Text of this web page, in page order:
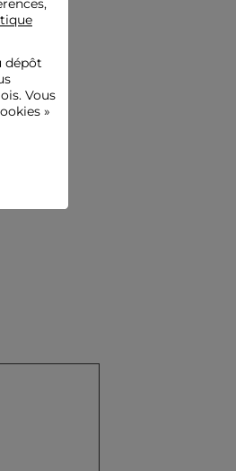
dépôt
Vous
»